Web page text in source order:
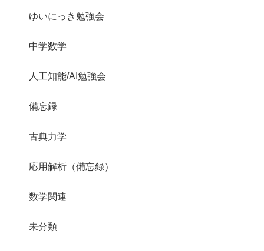
ゆいにっき勉強会
中学数学
人工知能/AI勉強会
備忘録
古典力学
応用解析（備忘録）
数学関連
未分類